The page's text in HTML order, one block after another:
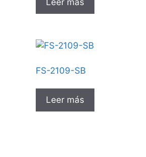
FS-2109-SB
Leer más